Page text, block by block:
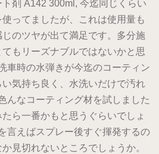
剤 A142 300ml, 今迄同じくらい
ってましたが、これは使用量も
のツヤが出て満足です。多分施
もリーズナブルではないかと思
車時の水弾きが今迄のコーティン
気持ち良く、水洗いだけで汚れ
んなコーティング材を試しました
ら一番かもと思うぐらいでしょ
言えばスプレー後すぐ揮発するの
見切れないところでしょうか。